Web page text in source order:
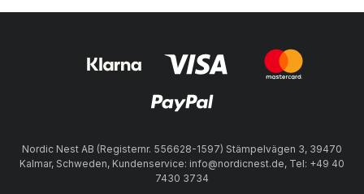
Nordic Nest AB (Registernr. 556628-1597) Stämpelvägen 3, 39470
Kalmar, Schweden, Kundenservice: info@nordicnest.de, Tel: +49 40
7430 3734